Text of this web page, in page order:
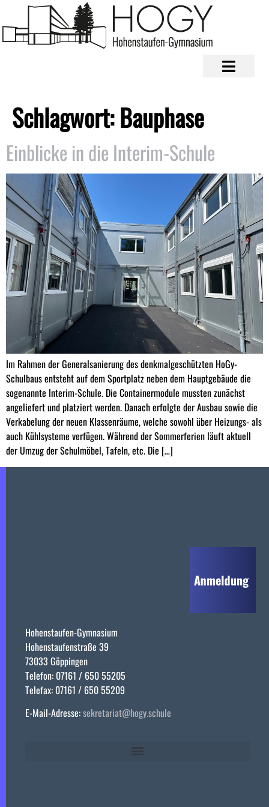
Schlagwort:Bauphase
Einblicke in die Interim-Schule
Im Rahmen der Generalsanierung des denkmalgeschützten HoGy-
Schulbaus entsteht auf dem Sportplatz neben dem Hauptgebäude die
sogenannte Interim-Schule. Die Containermodule mussten zunächst
angeliefert und platziert werden. Danach erfolgte der Ausbau sowie die
Verkabelung der neuen Klassenräume, welche sowohl über Heizungs- als
auch Kühlsysteme verfügen. Während der Sommerferien läuft aktuell
der Umzug der Schulmöbel, Tafeln, etc. Die […]
Hohenstaufen-Gymnasium
Hohenstaufenstraße 39
73033 Göppingen
Telefon: 07161 / 650 55205
Telefax: 07161 / 650 55209
E-Mail-Adresse:sekretariat@hogy.schule